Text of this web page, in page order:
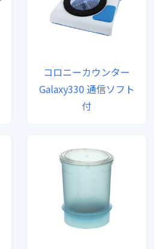
コロニーカウンター
Galaxy330 通信ソフト
付